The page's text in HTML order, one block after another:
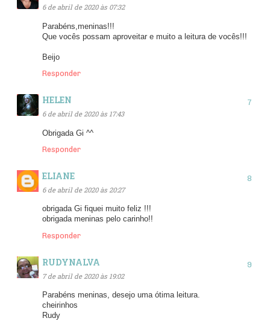
6 de abril de 2020 às 07:32
Parabéns,meninas!!!
Que vocês possam aproveitar e muito a leitura de vocês!!!
Beijo
Responder
HELEN
6 de abril de 2020 às 17:43
Obrigada Gi ^^
Responder
ELIANE
6 de abril de 2020 às 20:27
obrigada Gi fiquei muito feliz !!!
obrigada meninas pelo carinho!!
Responder
RUDYNALVA
7 de abril de 2020 às 19:02
Parabéns meninas, desejo uma ótima leitura.
cheirinhos
Rudy